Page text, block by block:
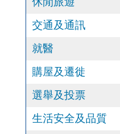
交通及通訊
就醫
購屋及遷徙
選舉及投票
生活安全及品質